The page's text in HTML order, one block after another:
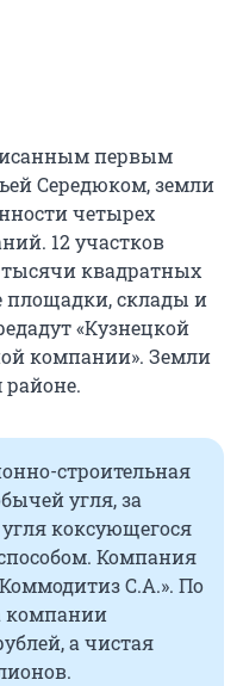
первым
Середюком, земли
четырех
12 участков
тысячи квадратных
склады и
«Кузнецкой
компании». Земли
районе.
строительная
угля, за
коксующегося
Компания
С.А.». По
компании
а чистая